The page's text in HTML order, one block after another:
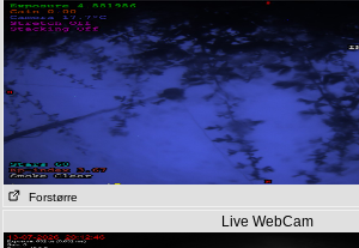
Forstørre
Live WebCam